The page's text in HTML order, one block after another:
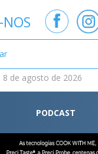
8 de agosto de 2026
PODCAST